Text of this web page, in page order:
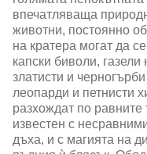
впечатляваща
животни, постоянно
на кратера могат да
капски биволи,
златисти и
леопарди и петнисти
разхождат по
известен с
дъха, и с магията на